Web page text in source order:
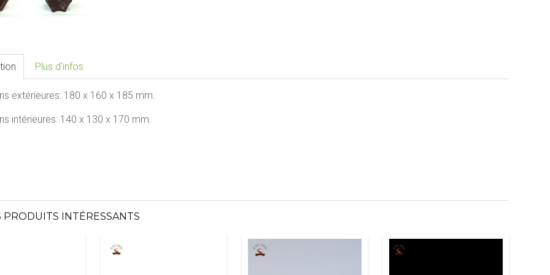
Plus d'infos
extérieures: 180 x 160 x 185 mm.
intérieures: 140 x 130 x 170 mm.
PRODUITS INTÉRESSANTS